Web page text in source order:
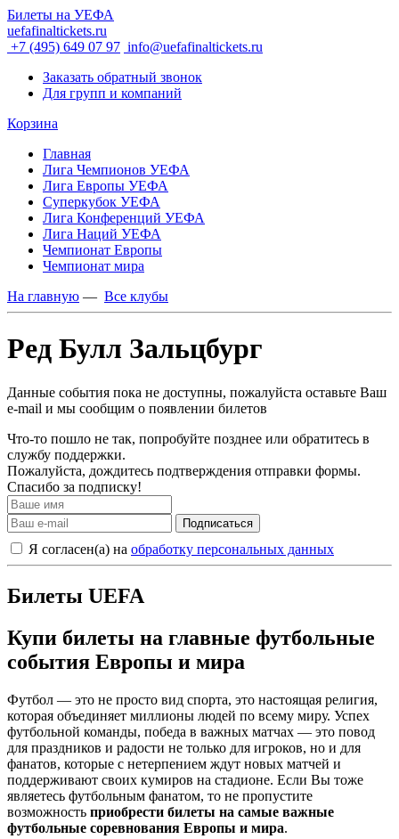
Билеты на УЕФА
uefafinaltickets.ru
+7 (495) 649 07 97 info@uefafinaltickets.ru
Заказать обратный звонок
Для групп и компаний
Корзина
Главная
Лига Чемпионов УЕФА
Лига Европы УЕФА
Суперкубок УЕФА
Лига Конференций УЕФА
Лига Наций УЕФА
Чемпионат Европы
Чемпионат мира
На главную — Все клубы
Ред Булл Зальцбург
Данные события пока не доступны, пожалуйста оставьте Ваш
e-mail и мы сообщим о появлении билетов
Что-то пошло не так, попробуйте позднее или обратитесь в
службу поддержки.
Пожалуйста, дождитесь подтверждения отправки формы.
Спасибо за подписку!
Подписаться
Я согласен(а) на обработку персональных данных
Билеты UEFA
Купи билеты на главные футбольные
события Европы и мира
Футбол — это не просто вид спорта, это настоящая религия,
которая объединяет миллионы людей по всему миру. Успех
футбольной команды, победа в важных матчах — это повод
для праздников и радости не только для игроков, но и для
фанатов, которые с нетерпением ждут новых матчей и
поддерживают своих кумиров на стадионе. Если Вы тоже
являетесь футбольным фанатом, то не пропустите
возможность приобрести билеты на самые важные
футбольные соревнования Европы и мира.